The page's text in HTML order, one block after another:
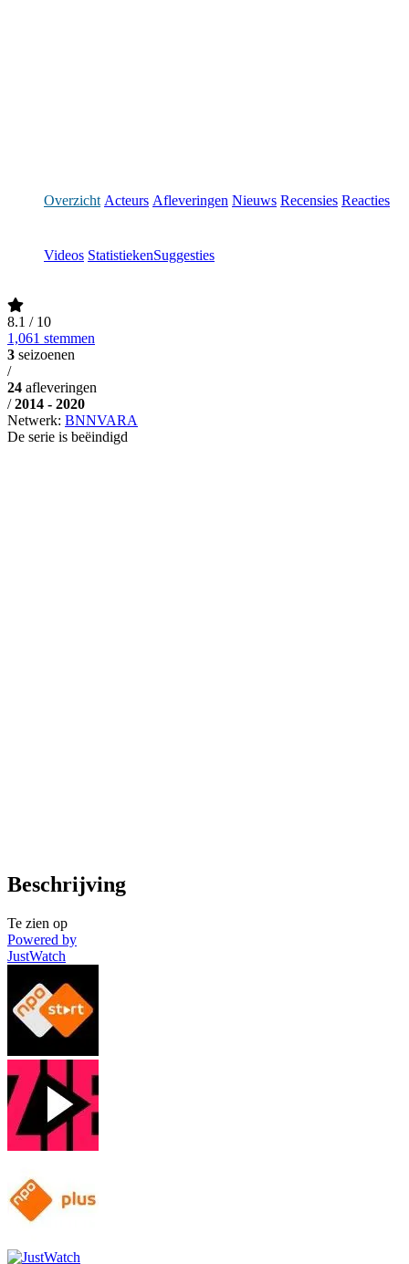
Overzicht Acteurs Afleveringen Nieuws Recensies Reacties
Videos StatistiekenSuggesties
8.1 / 10
1,061 stemmen
3 seizoenen
/
24 afleveringen
/ 2014 - 2020
Netwerk: BNNVARA
De serie is beëindigd
Beschrijving
Te zien op
Powered by
JustWatch